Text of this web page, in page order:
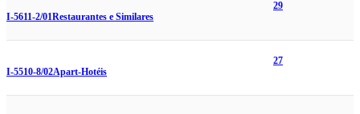
I-5611-2/01Restaurantes e Similares
29
I-5510-8/02Apart-Hotéis
27